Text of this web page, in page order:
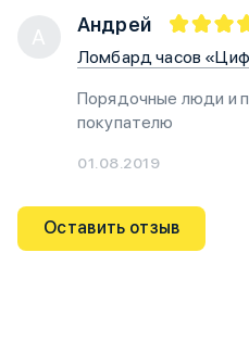
Андрей
Ломбард часов
Порядочные люди и
покупателю
01.08.2019
Оставить отзыв